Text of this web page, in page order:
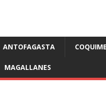
ANTOFAGASTA
MAGALLANES